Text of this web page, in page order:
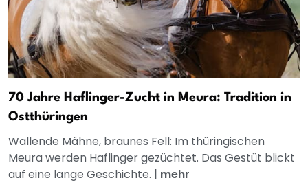
70 Jahre Haflinger-Zucht in Meura: Tradition in
Ostthüringen
Wallende Mähne, braunes Fell: Im thüringischen
Meura werden Haflinger gezüchtet. Das Gestüt blickt
auf eine lange Geschichte. | mehr